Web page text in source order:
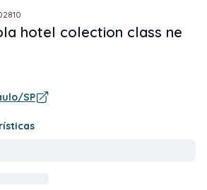
hotel colection class ne
SP